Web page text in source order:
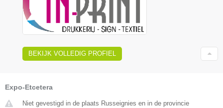
BEKIJK VOLLEDIG PROFIEL
Expo-Etcetera
Niet gevestigd in de plaats Russeignies en in de provincie